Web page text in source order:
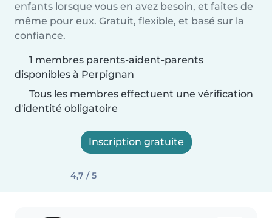
enfants lorsque vous en avez besoin, et faites de
même pour eux. Gratuit, flexible, et basé sur la
confiance.
1 membres parents-aident-parents
disponibles à Perpignan
Tous les membres effectuent une vérification
d'identité obligatoire
Inscription gratuite
4,7 / 5